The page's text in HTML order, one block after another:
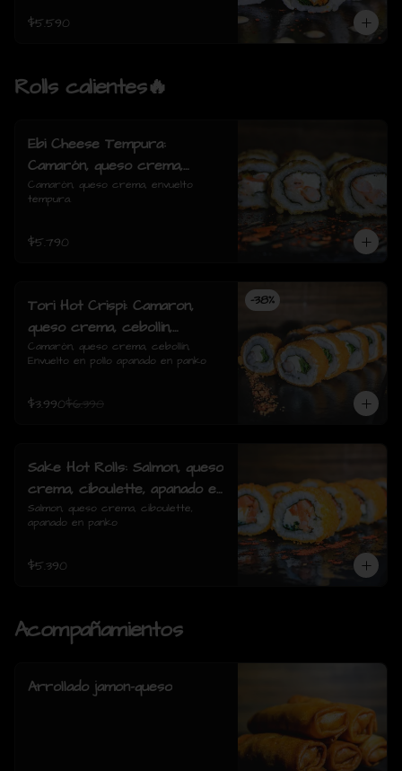
$5.590
Rolls calientes🔥
Ebi Cheese Tempura:
Camarón, queso crema,
envuelto tempura.
Camarón, queso crema, envuelto
tempura.
$5.790
-38%
Tori Hot Crispi: Camaron,
queso crema, cebollin,
Envuelto en pollo apanado en
panko
Camarón, queso crema, cebollín,
Envuelto en pollo apanado en panko
$3.990$6.390
Sake Hot Rolls: Salmon, queso
crema, ciboulette, apanado en
panko
Salmon, queso crema, ciboulette,
apanado en panko
$5.390
Acompañamientos
Arrollado jamon-queso